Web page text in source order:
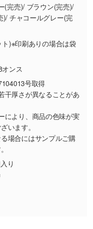
ター部分だけを
いたいキャラク
いるデータは切
りない／塗り足
りも小さい場
あれば拡張が可
い／QRコード
コードを生成
応じています。
等)
(完売)/ ブラウン(完売)/
)/ チャコールグレー(完
)※印刷ありの場合は袋
ンス
号取得
干厚さが異なることがあ
により、商品の色味が実
います。
場合にはサンプルご購
り